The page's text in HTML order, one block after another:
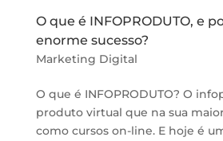
O que é INFOPRODUTO, e
enorme sucesso?
Marketing Digital
O que é INFOPRODUTO? O
produto virtual que na sua
como cursos on-line. E hoje é